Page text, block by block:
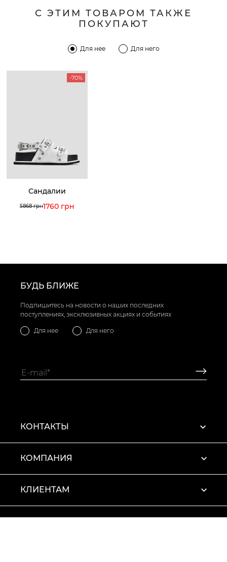
С ЭТИМ ТОВАРОМ ТАКЖЕ
ПОКУПАЮТ
Для нее Для него
-70%
Сандалии
5868 грн1760 грн
БУДЬ БЛИЖЕ
Подпишитесь на новости о наших последних
поступлениях, эксклюзивных акциях и событиях
Для нее Для него
КОНТАКТЫ
КОМПАНИЯ
КЛИЕНТАМ